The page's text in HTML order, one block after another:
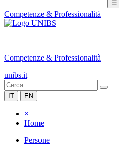
☰
Competenze & Professionalità
|
Competenze & Professionalità
unibs.it
IT EN
×
Home
Persone